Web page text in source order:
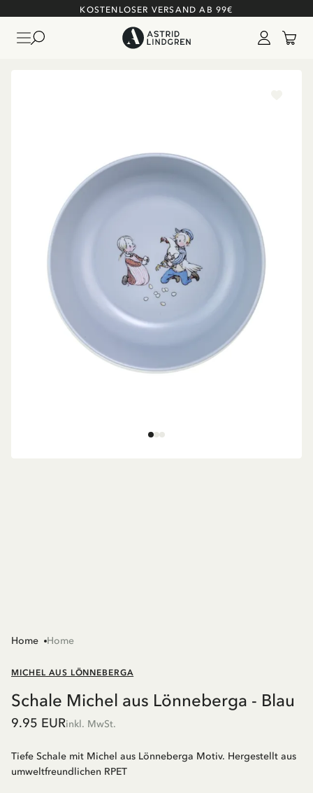
KOSTENLOSER VERSAND AB 99€
Home Home
MICHEL AUS LÖNNEBERGA
Schale Michel aus Lönneberga - Blau
9.95 EURinkl. MwSt.
Tiefe Schale mit Michel aus Lönneberga Motiv. Hergestellt aus
umweltfreundlichen RPET